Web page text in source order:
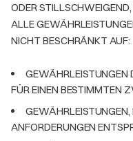
ODER
ALLE
NICHT BESCHRÄNKT AUF:
GEWÄHRLEISTUNGEN
FÜR EINEN BESTIMMTEN
GEWÄHRLEISTUNGEN,
ANFORDERUNGEN